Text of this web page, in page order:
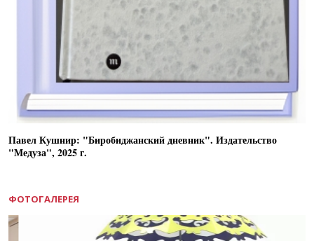
Павел Кушнир: "Биробиджанский дневник". Издательство
"Медуза", 2025 г.
ФОТОГАЛЕРЕЯ